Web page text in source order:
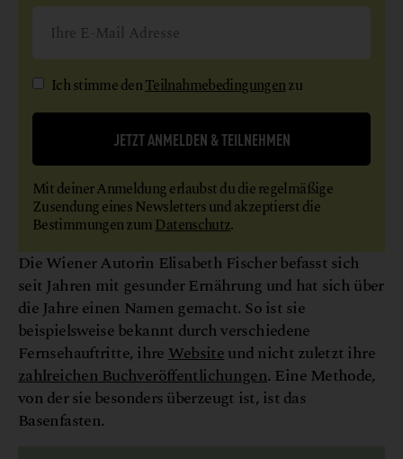
Ich stimme denTeilnahmebedingungenzu
JETZT ANMELDEN & TEILNEHMEN
Mit deiner Anmeldung erlaubst du die regelmäßige
Zusendung eines Newsletters und akzeptierst die
Bestimmungen zumDatenschutz.
Die Wiener Autorin Elisabeth Fischer befasst sich
seit Jahren mit gesunder Ernährung und hat sich über
die Jahre einen Namen gemacht. So ist sie
beispielsweise bekannt durch verschiedene
Fernsehauftritte, ihreWebsiteund nicht zuletzt ihre
zahlreichen Buchveröffentlichungen. Eine Methode,
von der sie besonders überzeugt ist, ist das
Basenfasten.